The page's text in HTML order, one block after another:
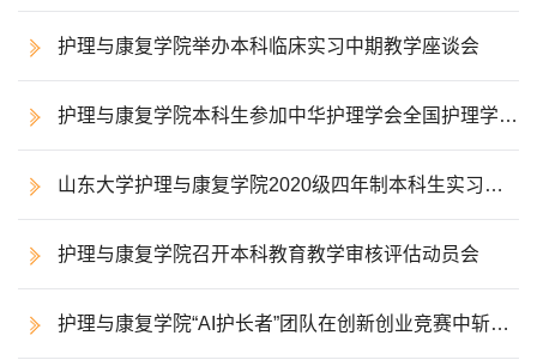
案（2024）修订”动员会
护理与康复学院举办本科临床实习中期教学座谈会
护理与康复学院本科生参加中华护理学会全国护理学研
究大会山东大学护理与康复学院2020级四年制本科生实习生
返校会议顺利召开
护理与康复学院召开本科教育教学审核评估动员会
护理与康复学院“AI护长者”团队在创新创业竞赛中斩获